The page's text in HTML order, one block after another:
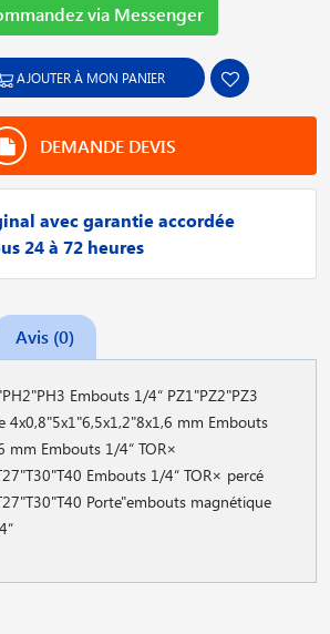
via Messenger
AJOUTER À MON PANIER
DEMANDE DEVIS
avec garantie accordée
24 à 72 heures
Avis (0)
Embouts 1/4“ PZ1"PZ2"PZ3
4x0,8"5x1"6,5x1,2"8x1,6 mm Embouts
mm Embouts 1/4“ TOR×
Embouts 1/4“ TOR× percé
Porte"embouts magnétique